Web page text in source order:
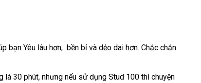
bạn Yêu lâu hơnthống
, bền bỉ giá
và dẻo dai hơnĐức
. voucher
Chắc chắn
là 30 phútsửa
, ở
nhưng đổi
nếu sử dụng Stud 100 amazon
thì chuyện